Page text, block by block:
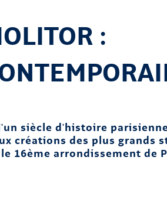
:
siècle d'histoire
créations des plus grands
16ème arrondissement de